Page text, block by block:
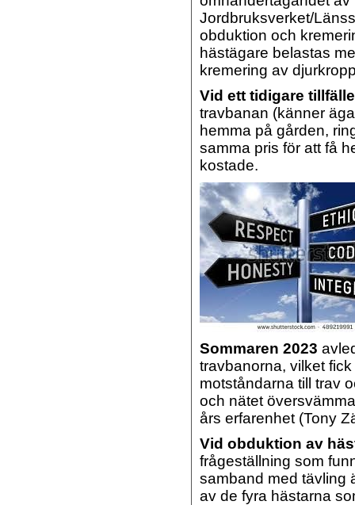
Jordbruksverket/
obduktion och
hästägare belastas
kremering av
Vid ett tidigare tillfälle
travbanan (känner
hemma på gården,
samma pris för att få
kostade.
Sommaren 2023
travbanorna, vilket
motståndarna till trav
och nätet
års erfarenhet (Tony
Vid obduktion av
frågeställning som
samband med tävling
av de fyra hästarna